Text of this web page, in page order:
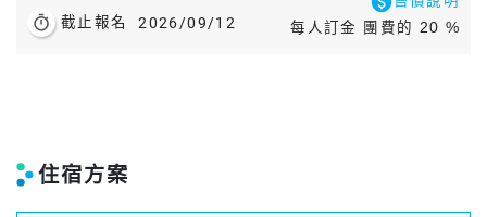
timer 截止報名 2026/09/12
每人訂金 團費的 20 %
住宿方案